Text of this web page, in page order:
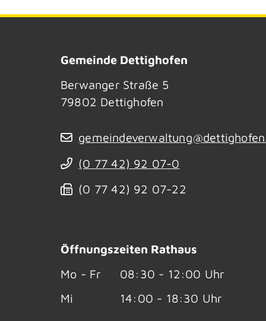
Gemeinde Dettighofen
Berwanger Straße 5
79802 Dettighofen
(0 77 42) 92 07-0
(0 77 42) 92 07-22
Öffnungszeiten Rathaus
Mo - Fr
08:30 - 12:00 Uhr
Mi
14:00 - 18:30 Uhr